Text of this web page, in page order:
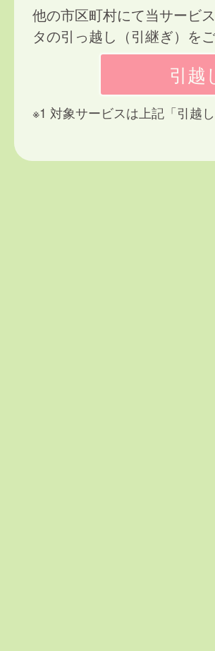
他の市区町村にて当サービス
タの引っ越し（引継ぎ）を
※1 対象サービスは上記「引越